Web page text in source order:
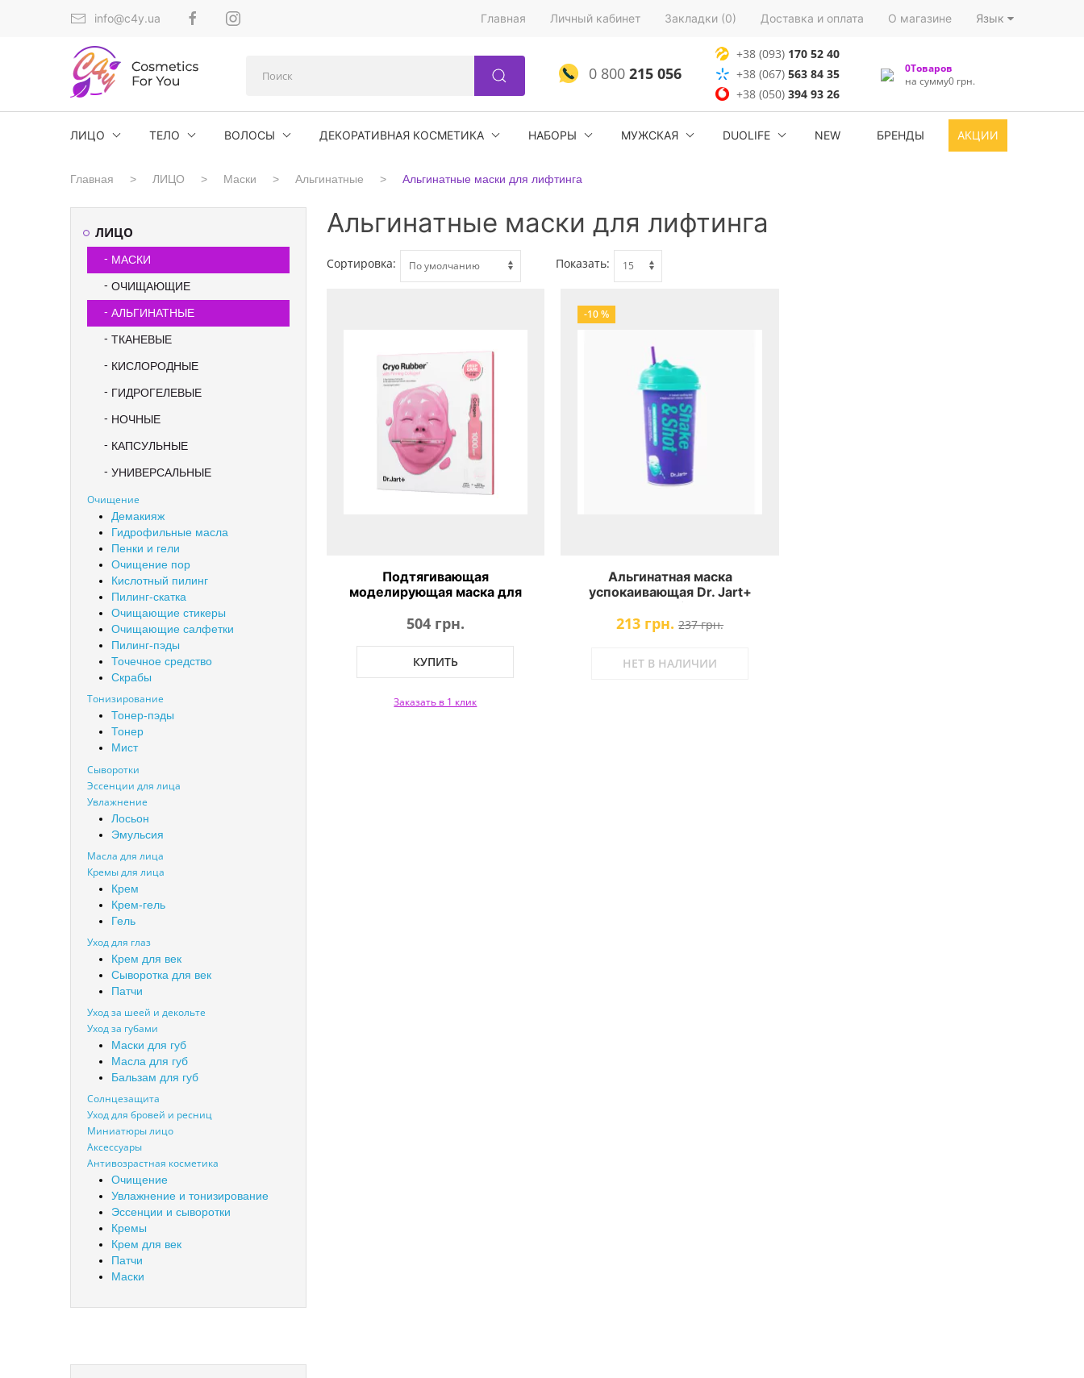
info@c4y.ua Главная Личный кабинет Закладки (0) Доставка и оплата О магазине Язык
0 800215 056
+38 (093) 170 52 40
+38 (067) 563 84 35
+38 (050)394 93 26
0Товаров
на сумму0 грн.
ЛИЦО ТЕЛО ВОЛОСЫ ДЕКОРАТИВНАЯ КОСМЕТИКА НАБОРЫ МУЖСКАЯ DUOLIFE NEW БРЕНДЫ АКЦИИ
Главная ЛИЦО Маски Альгинатные Альгинатные маски для лифтинга
ЛИЦО
МАСКИ
ОЧИЩАЮЩИЕ
АЛЬГИНАТНЫЕ
ТКАНЕВЫЕ
КИСЛОРОДНЫЕ
ГИДРОГЕЛЕВЫЕ
НОЧНЫЕ
КАПСУЛЬНЫЕ
УНИВЕРСАЛЬНЫЕ
Очищение
Демакияж
Гидрофильные масла
Пенки и гели
Очищение пор
Кислотный пилинг
Пилинг-скатка
Очищающие стикеры
Очищающие салфетки
Пилинг-пэды
Точечное средство
Скрабы
Тонизирование
Тонер-пэды
Тонер
Мист
Сыворотки
Эссенции для лица
Увлажнение
Лосьон
Эмульсия
Масла для лица
Кремы для лица
Крем
Крем-гель
Гель
Уход для глаз
Крем для век
Сыворотка для век
Патчи
Уход за шеей и декольте
Уход за губами
Маски для губ
Масла для губ
Бальзам для губ
Солнцезащита
Уход для бровей и ресниц
Миниатюры лицо
Аксессуары
Антивозрастная косметика
Очищение
Увлажнение и тонизирование
Эссенции и сыворотки
Кремы
Крем для век
Патчи
Маски
Альгинатные маски для лифтинга
Сортировка: Показать:
Подтягивающая
моделирующая маска для
Rubber Mask With Firming
Collagen
504 грн.
КУПИТЬ
Заказать в 1 клик
-10 %
Альгинатная маска
успокаивающая Dr. Jart+
Dermask Shaking Rubber
Soothing Shot
213 грн. 237 грн.
НЕТ В НАЛИЧИИ